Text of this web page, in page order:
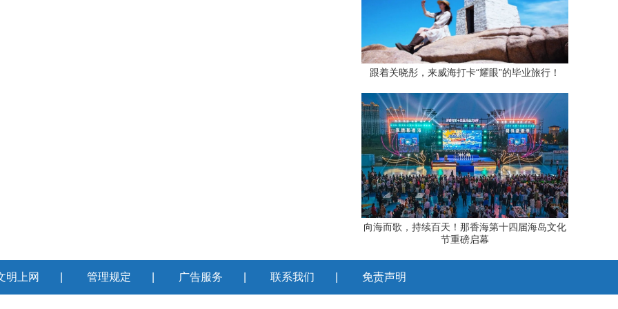
跟着关晓彤，来威海打卡“耀眼”的毕业旅行！
向海而歌，持续百天！那香海第十四届海岛文化
节重磅启幕
明上网 管理规定 广告服务 联系我们 免责声明